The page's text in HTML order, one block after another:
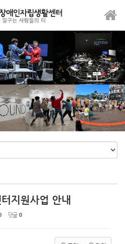
뉴 건너뛰기
지원사업 안내
댓글 0